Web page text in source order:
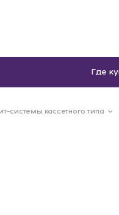
Где
кассетного типа